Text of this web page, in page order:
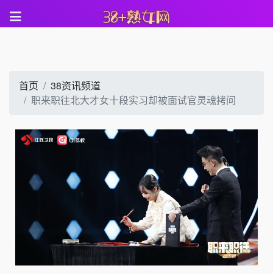
首页
38资讯频道
职来职往北大才女十段实习却被面试官灵魂拷问